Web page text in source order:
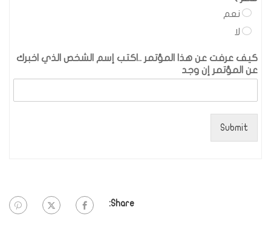
نعم
لا
كيف عرفت عن هذا المؤتمر ..اكتب إسم الشخص الذي اخبرك
عن المؤتمر إن وجد
Submit
Share: